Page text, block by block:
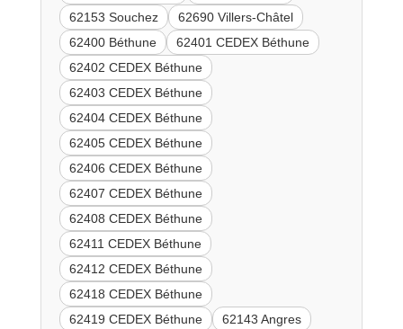
62153 Souchez
62690 Villers-Châtel
62400 Béthune
62401 CEDEX Béthune
62402 CEDEX Béthune
62403 CEDEX Béthune
62404 CEDEX Béthune
62405 CEDEX Béthune
62406 CEDEX Béthune
62407 CEDEX Béthune
62408 CEDEX Béthune
62411 CEDEX Béthune
62412 CEDEX Béthune
62418 CEDEX Béthune
62419 CEDEX Béthune
62143 Angres